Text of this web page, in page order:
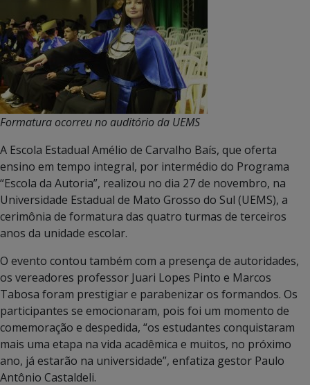
Formatura ocorreu no auditório da UEMS
A Escola Estadual Amélio de Carvalho Baís, que oferta
ensino em tempo integral, por intermédio do Programa
“Escola da Autoria”, realizou no dia 27 de novembro, na
Universidade Estadual de Mato Grosso do Sul (UEMS), a
cerimônia de formatura das quatro turmas de terceiros
anos da unidade escolar.
O evento contou também com a presença de autoridades,
os vereadores professor Juari Lopes Pinto e Marcos
Tabosa foram prestigiar e parabenizar os formandos. Os
participantes se emocionaram, pois foi um momento de
comemoração e despedida, “os estudantes conquistaram
mais uma etapa na vida acadêmica e muitos, no próximo
ano, já estarão na universidade”, enfatiza gestor Paulo
Antônio Castaldeli.